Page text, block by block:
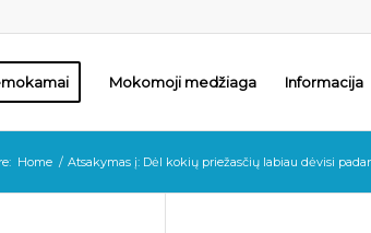
Mokomoji medžiaga Informacija
Home / Atsakymas į: Dėl kokių priežasčių labiau dėvisi